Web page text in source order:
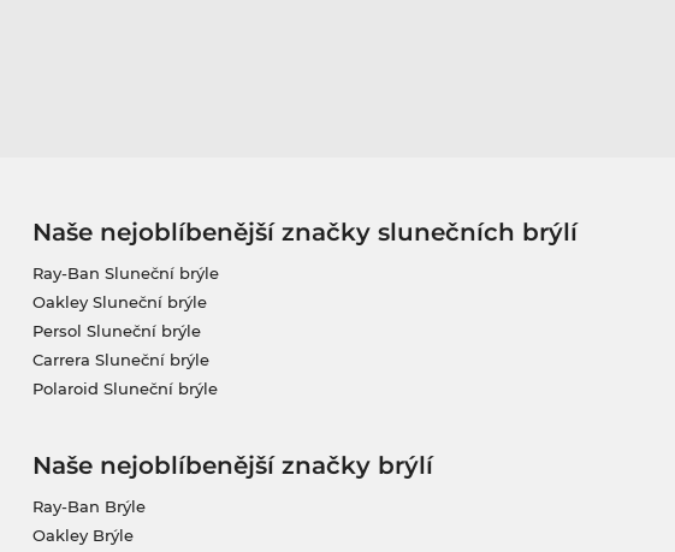
Naše nejoblíbenější značky slunečních brýlí
Ray-Ban Sluneční brýle
Oakley Sluneční brýle
Persol Sluneční brýle
Carrera Sluneční brýle
Polaroid Sluneční brýle
Naše nejoblíbenější značky brýlí
Ray-Ban Brýle
Oakley Brýle